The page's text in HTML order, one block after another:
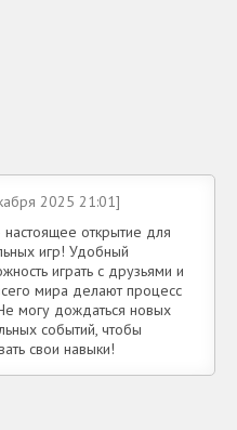
2025 21:01]
открытие для
игр! Удобный
играть с друзьями и
мира делают процесс
могу дождаться новых
событий, чтобы
свои навыки!